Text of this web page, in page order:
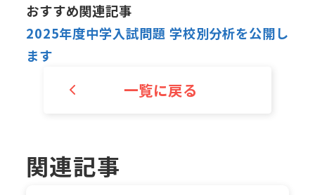
おすすめ関連記事
2025年度中学入試問題 学校別分析を公開し
ます
一覧に戻る
関連記事